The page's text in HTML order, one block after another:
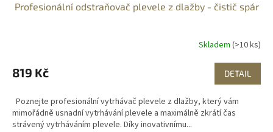
Profesionální odstraňovač plevele z dlažby - čistič spár
Skladem (>10 ks)
819 Kč DETAIL
Poznejte profesionální vytrhávač plevele z dlažby, který vám
mimořádně usnadní vytrhávání plevele a maximálně zkrátí čas
strávený vytrháváním plevele. Díky inovativnímu...